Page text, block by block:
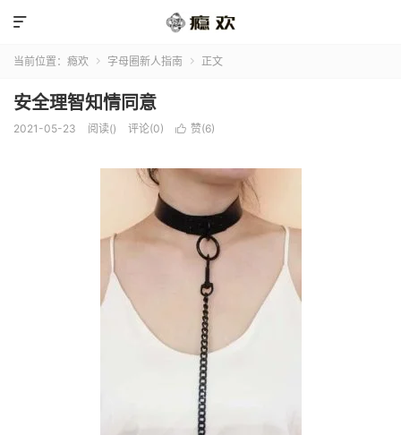

当前位置： 瘾欢  字母圈新人指南  正文
安全理智知情同意
2021-05-23 阅读() 评论(0)  赞(6)